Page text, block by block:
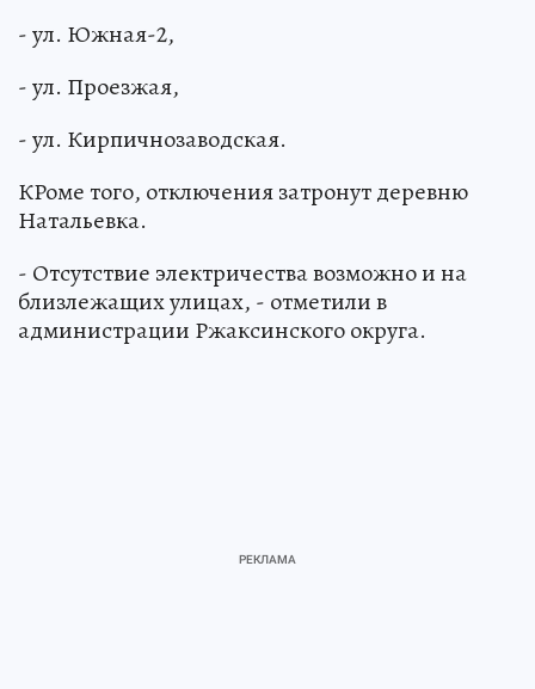
- ул. Южная-2,
- ул. Проезжая,
- ул. Кирпичнозаводская.
КРоме того, отключения затронут деревню
Натальевка.
- Отсутствие электричества возможно и на
близлежащих улицах, - отметили в
администрации Ржаксинского округа.